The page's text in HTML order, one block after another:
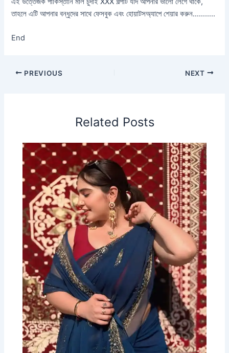
তাহলে এটি আপনার বন্ধুদের সাথে ফেসবুক এবং হোয়াটসঅ্যাপে শেয়ার করুন………..
End
PREVIOUS NEXT
Related Posts